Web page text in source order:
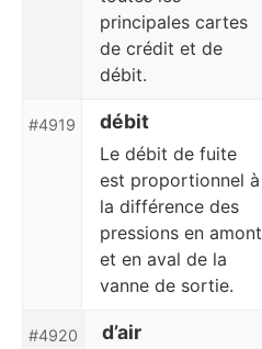
principales cartes
de crédit et de
débit.
#4919 débit
Le débit de fuite
est proportionnel à
la différence des
pressions en amont
et en aval de la
vanne de sortie.
#4920 d’air